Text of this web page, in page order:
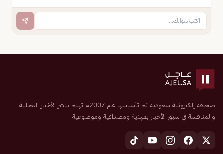
صحيفة إلكترونية سعودية تم تأسيسها عام 2007م تهتم بنشر الأخبار المحلية
والمنافسة في سبق الأخبار بمهنية ومصداقية وموضوعية